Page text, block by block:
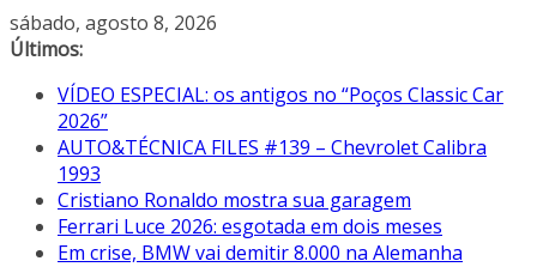
Pular
para
conteúdo
sábado, agosto 8, 2026
Últimos:
VÍDEO ESPECIAL: os antigos no “Poços Classic Car
2026”
AUTO&TÉCNICA FILES #139 – Chevrolet Calibra
1993
Cristiano Ronaldo mostra sua garagem
Ferrari Luce 2026: esgotada em dois meses
Em crise, BMW vai demitir 8.000 na Alemanha